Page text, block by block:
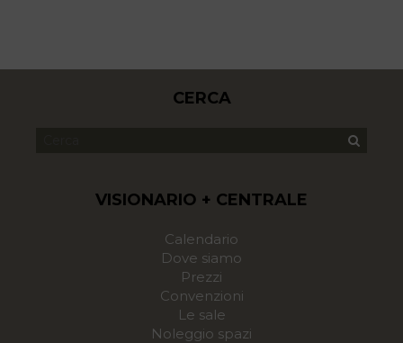
CERCA
VISIONARIO + CENTRALE
Calendario
Dove siamo
Prezzi
Convenzioni
Le sale
Noleggio spazi